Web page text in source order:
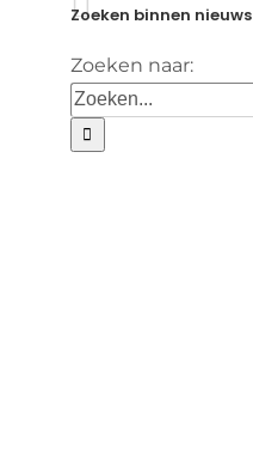
Zoeken binnen nieuws
Zoeken naar: